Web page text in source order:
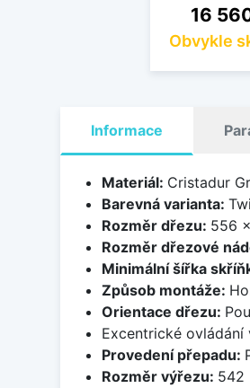
Cena
16
Obvykle
Informace
Materiál: Cristadur
Barevná varianta:
Rozměr dřezu: 556
Rozměr dřezové
Minimální šířka
Způsob montáže:
Orientace dřezu:
Excentrické
Provedení přepadu:
Rozměr výřezu: 542